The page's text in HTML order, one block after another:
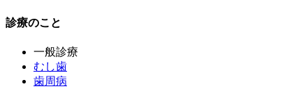
診療のこと
一般診療
むし歯
歯周病